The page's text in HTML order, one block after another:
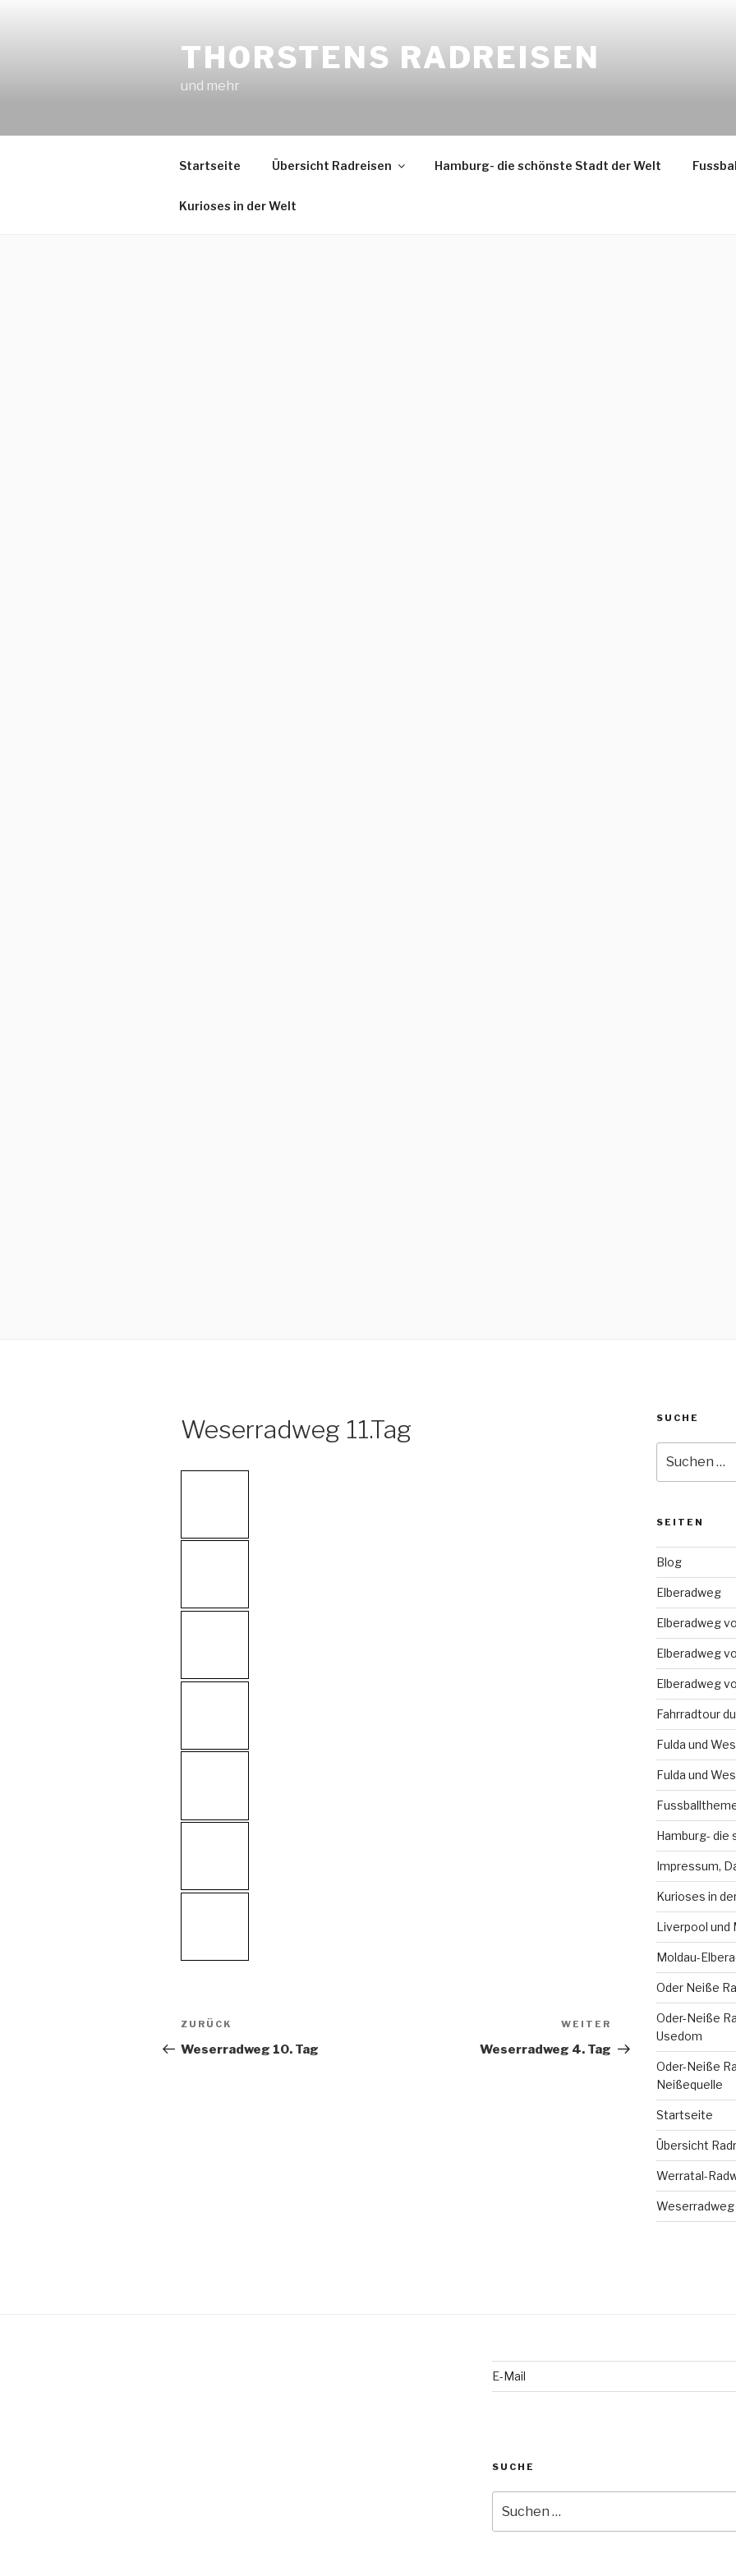
THORSTENS RADREISEN
und mehr
Startseite Übersicht Radreisen Hamburg- die schönste Stadt der Welt
Kurioses in der Welt
Weserradweg 11.Tag
Beitragsnavigation
Vorheriger
Beitrag
ZURÜCK
Weserradweg 10. Tag
Nächster
Beitrag
WEITER
Weserradweg 4. Tag
SUCHE
nach:
SEITEN
Blog
Elberadweg
Elberadweg
Elberadweg
Elberadweg
Fahrradtour
Fulda und
Fulda und
Hamburg- die
Impressum,
Kurioses in
Liverpool und
Moldau-
Oder Neiße
Oder-Neiße
Usedom
Oder-Neiße
Neißequelle
Startseite
Übersicht
Werratal-
Weserradweg
E-Mail
SUCHE
nach: